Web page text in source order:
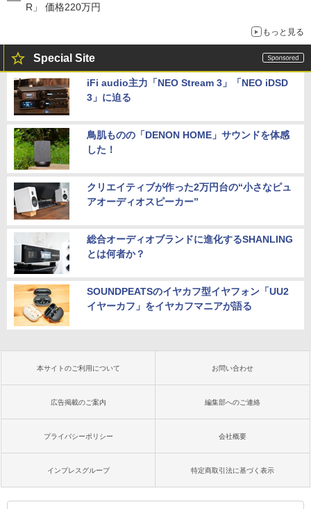
R」 価格220万円
もっと見る
Special Site
iFi audio主力「NEO Stream 3」「NEO iDSD
3」に迫る
鳥肌ものの「DENON HOME」サウンドを体感
した！
クリエイティブが作った2万円台の“小さなピュ
アオーディオスピーカー”
総合オーディオブランドに進化するSHANLING
とは何者か？
SOUNDPEATSのイヤカフ型イヤフォン「UU2
イヤーカフ」をイヤカフマニアが語る
本サイトのご利用について お問い合わせ
広告掲載のご案内 編集部へのご連絡
プライバシーポリシー 会社概要
インプレスグループ 特定商取引法に基づく表示